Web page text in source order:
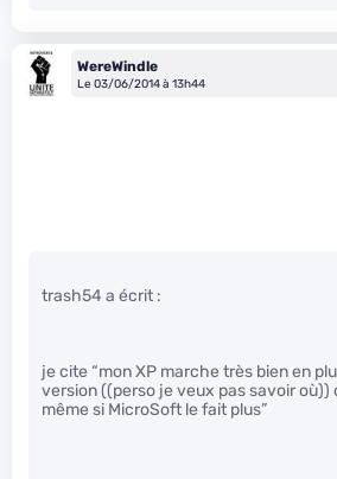
WereWindle
Le 03/06/2014 à 13h44
trash54 a écrit :
je cite “mon XP marche très bien en
version ((perso je veux pas savoir où))
même si MicroSoft le fait plus”